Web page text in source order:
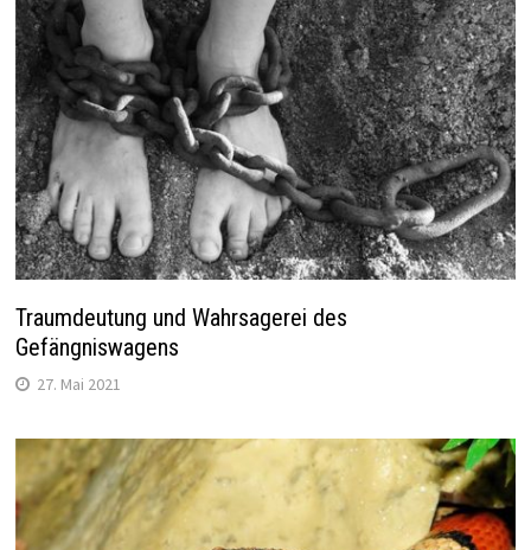
Traumdeutung und Wahrsagerei des
Gefängniswagens
27. Mai 2021